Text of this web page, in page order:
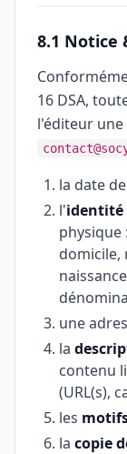
8.1 Notice
16 DSA,
l'éditeur une
la date
l'identité
physique
domicile,
une
la
contenu
(URL(s),
les
la copie